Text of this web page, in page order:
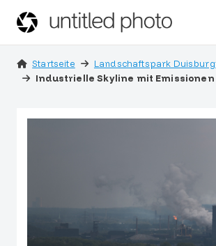
Startseite
Landschaftspark Duisburg
Industrielle Skyline mit Emissionen